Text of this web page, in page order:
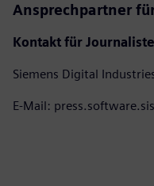
Ansprechpartner
Kontakt für
Siemens Digital
E-Mail: